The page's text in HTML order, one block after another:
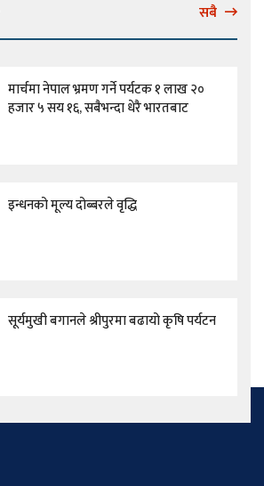
सबै
मार्चमा नेपाल भ्रमण गर्ने पर्यटक १ लाख २०
हजार ५ सय १६, सबैभन्दा धेरै भारतबाट
इन्धनको मूल्य दोब्बरले वृद्धि
सूर्यमुखी बगानले श्रीपुरमा बढायो कृषि पर्यटन